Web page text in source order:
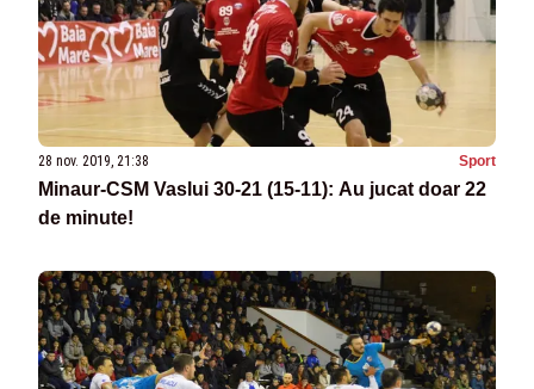
28 nov. 2019, 21:38 Sport
Minaur-CSM Vaslui 30-21 (15-11): Au jucat doar 22
de minute!